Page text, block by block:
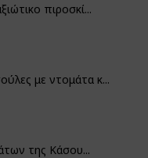
πιροσκί...
με ντομάτα κ...
της Κάσου...